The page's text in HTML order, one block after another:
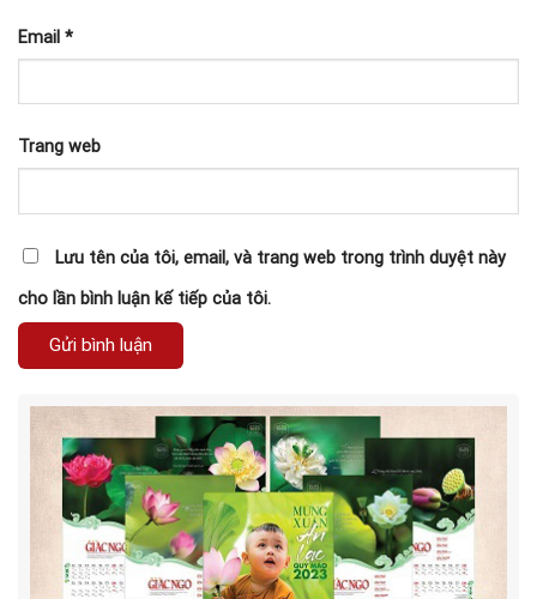
Email *
Trang web
Lưu tên của tôi, email, và trang web trong trình duyệt này
cho lần bình luận kế tiếp của tôi.